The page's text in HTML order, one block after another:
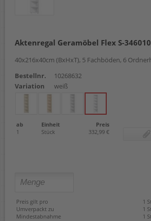
Aktenregal Geramöbel Flex S-346010
40x216x40cm (BxHxT), 5 Fachböden, 6
Bestellnr.
10268632
Variation
weiß
ab Einheit
Preis
1
Stück 332,99 €
Preis gilt pro
1
Umverpackt zu
1
Mindestabnahme
1